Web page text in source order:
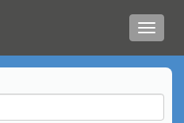
Menú
de